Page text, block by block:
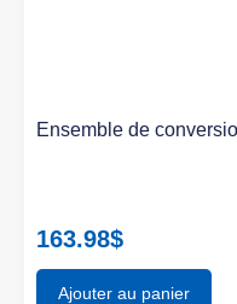
Ensemble de
163.98$
Ajouter au panier